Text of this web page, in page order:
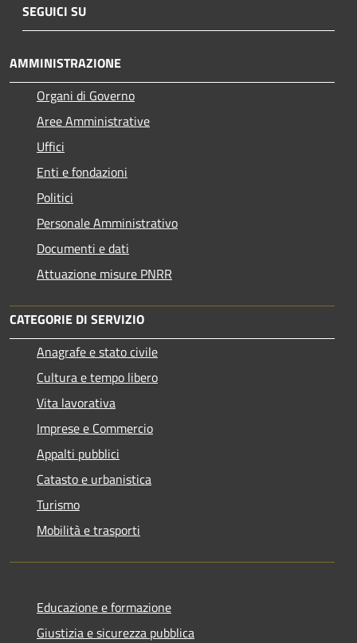
SEGUICI SU
AMMINISTRAZIONE
Organi di Governo
Aree Amministrative
Uffici
Enti e fondazioni
Politici
Personale Amministrativo
Documenti e dati
Attuazione misure PNRR
CATEGORIE DI SERVIZIO
Anagrafe e stato civile
Cultura e tempo libero
Vita lavorativa
Imprese e Commercio
Appalti pubblici
Catasto e urbanistica
Turismo
Mobilità e trasporti
Educazione e formazione
Giustizia e sicurezza pubblica